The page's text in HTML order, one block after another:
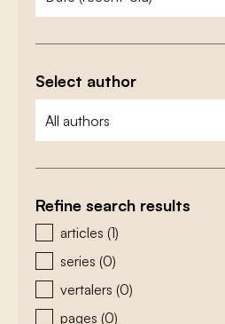
Select author
zoeken - auteurs
select content
Refine search results
zoeken - type
articles (1)
series (0)
vertalers (0)
pages (0)